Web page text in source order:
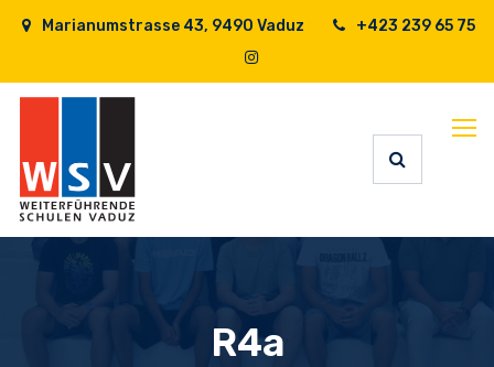
Marianumstrasse 43, 9490 Vaduz +423 239 65 75
R4a